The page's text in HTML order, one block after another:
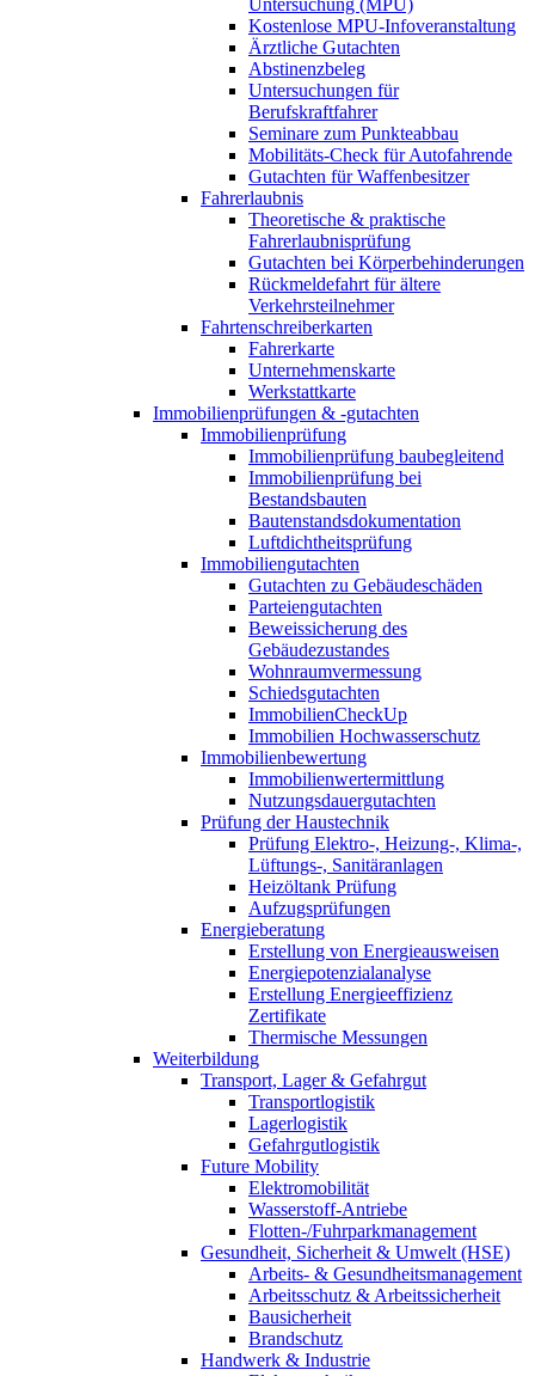
Kostenlose MPU-Infoveranstaltung
Ärztliche Gutachten
Abstinenzbeleg
Untersuchungen für
Berufskraftfahrer
Seminare zum Punkteabbau
Mobilitäts-Check für Autofahrende
Gutachten für Waffenbesitzer
Fahrerlaubnis
Theoretische & praktische
Fahrerlaubnisprüfung
Gutachten bei Körperbehinderungen
Rückmeldefahrt für ältere
Verkehrsteilnehmer
Fahrtenschreiberkarten
Fahrerkarte
Unternehmenskarte
Werkstattkarte
Immobilienprüfungen & -gutachten
Immobilienprüfung
Immobilienprüfung baubegleitend
Immobilienprüfung bei
Bestandsbauten
Bautenstandsdokumentation
Luftdichtheitsprüfung
Immobiliengutachten
Gutachten zu Gebäudeschäden
Parteiengutachten
Beweissicherung des
Gebäudezustandes
Wohnraumvermessung
Schiedsgutachten
ImmobilienCheckUp
Immobilien Hochwasserschutz
Immobilienbewertung
Immobilienwertermittlung
Nutzungsdauergutachten
Prüfung der Haustechnik
Prüfung Elektro-, Heizung-, Klima-,
Lüftungs-, Sanitäranlagen
Heizöltank Prüfung
Aufzugsprüfungen
Energieberatung
Erstellung von Energieausweisen
Energiepotenzialanalyse
Erstellung Energieeffizienz
Zertifikate
Thermische Messungen
Weiterbildung
Transport, Lager & Gefahrgut
Transportlogistik
Lagerlogistik
Gefahrgutlogistik
Future Mobility
Elektromobilität
Wasserstoff-Antriebe
Flotten-/Fuhrparkmanagement
Gesundheit, Sicherheit & Umwelt (HSE)
Arbeits- & Gesundheitsmanagement
Arbeitsschutz & Arbeitssicherheit
Bausicherheit
Brandschutz
Handwerk & Industrie